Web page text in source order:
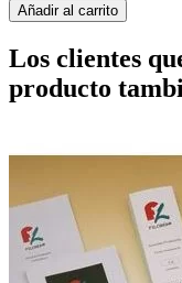
Añadir al carrito
Los clientes
producto